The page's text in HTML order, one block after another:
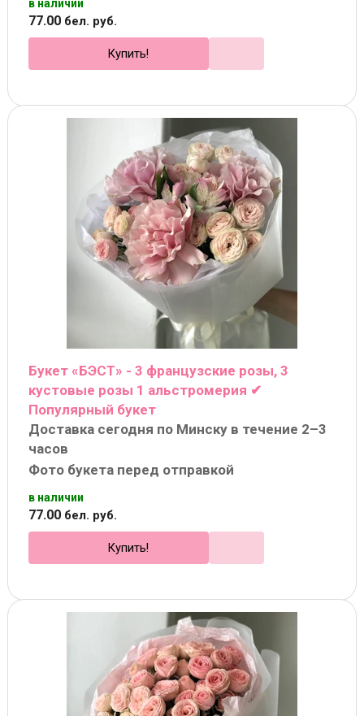
в наличии
77.00 бел. руб.
Купить!
Букет «БЭСТ» - 3 французские розы, 3
кустовые розы 1 альстромерия ✔
Популярный букет
Доставка сегодня по Минску в течение 2–3
часов
Фото букета перед отправкой
в наличии
77.00 бел. руб.
Купить!